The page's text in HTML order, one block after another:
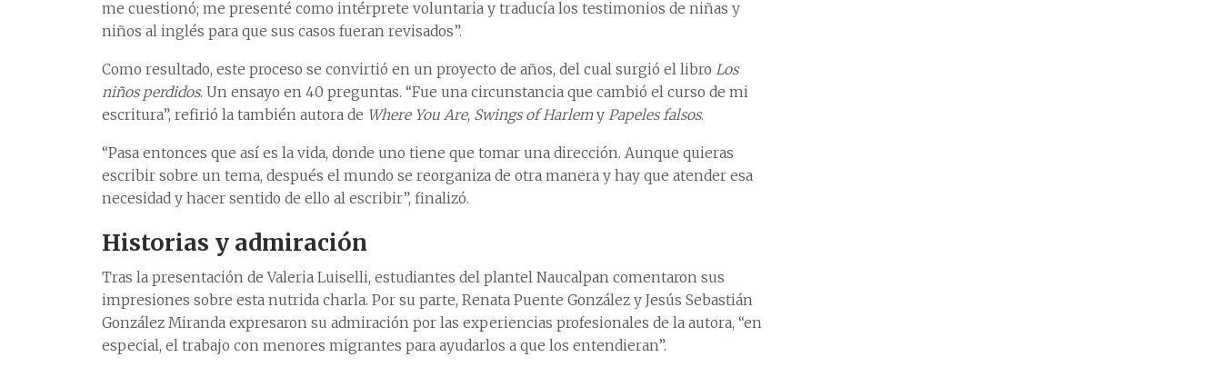
me cuestionó; me presenté como intérprete voluntaria y traducía los testimonios de niñas y
niños al inglés para que sus casos fueran revisados”.
Como resultado, este proceso se convirtió en un proyecto de años, del cual surgió el libro Los
niños perdidos. Un ensayo en 40 preguntas. “Fue una circunstancia que cambió el curso de mi
escritura”, refirió la también autora de Where You Are, Swings of Harlemy Papeles falsos.
“Pasa entonces que así es la vida, donde uno tiene que tomar una dirección. Aunque quieras
escribir sobre un tema, después el mundo se reorganiza de otra manera y hay que atender esa
necesidad y hacer sentido de ello al escribir”, finalizó.
Historias y admiración
Tras la presentación de Valeria Luiselli, estudiantes del plantel Naucalpan comentaron sus
impresiones sobre esta nutrida charla. Por su parte, Renata Puente González y Jesús Sebastián
González Miranda expresaron su admiración por las experiencias profesionales de la autora, “en
especial, el trabajo con menores migrantes para ayudarlos a que los entendieran”.